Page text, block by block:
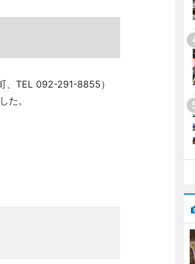
、TEL 092-291-8855）
た。